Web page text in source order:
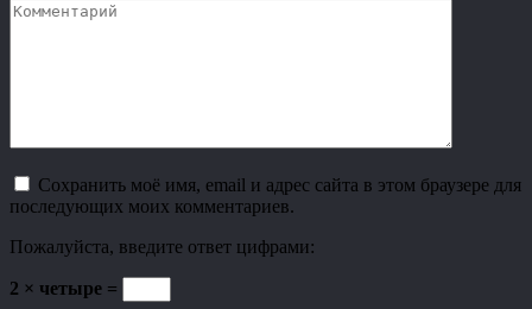
Сохранить моё имя, email и адрес сайта в этом браузере для
последующих моих комментариев.
Пожалуйста, введите ответ цифрами:
2 × четыре =